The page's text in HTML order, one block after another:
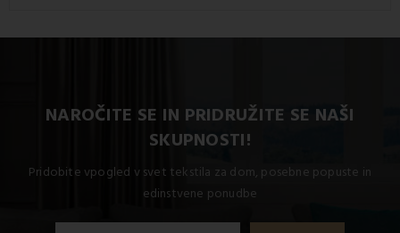
NAROČITE SE IN PRIDRUŽITE SE NAŠI
SKUPNOSTI!
Pridobite vpogled v svet tekstila za dom, posebne popuste in
edinstvene ponudbe